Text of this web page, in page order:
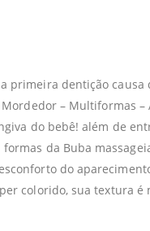
primeira dentição causa
– Multiformas –
do bebê! além de
da Buba
do
colorido, sua textura é